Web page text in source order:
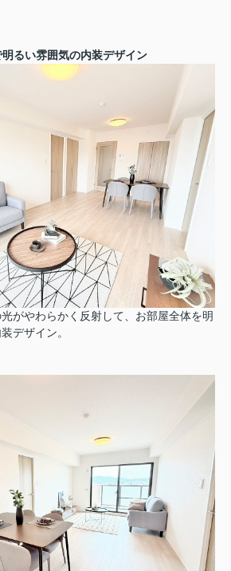
るい雰囲気の内装デザイン
がやわらかく反射して、お部屋全体を明
デザイン。